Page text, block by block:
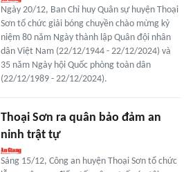
Ngày 20/12, Ban Chỉ huy Quân sự huyện Thoại
Sơn tổ chức giải bóng chuyền chào mừng kỷ
niệm 80 năm Ngày thành lập Quân đội nhân
dân Việt Nam (22/12/1944 - 22/12/2024) và
35 năm Ngày hội Quốc phòng toàn dân
(22/12/1989 - 22/12/2024).
Thoại Sơn ra quân bảo đảm an
ninh trật tự
Sáng 15/12, Công an huyện Thoại Sơn tổ chức